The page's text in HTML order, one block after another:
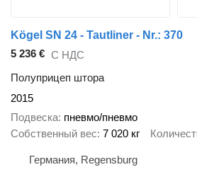
Kögel SN 24 - Tautliner - Nr.: 370
5 236 € С НДС
Полуприцеп штора
2015
Подвеска пневмо/пневмо
Собственный вес 7 020 кг
Германия, Regensburg